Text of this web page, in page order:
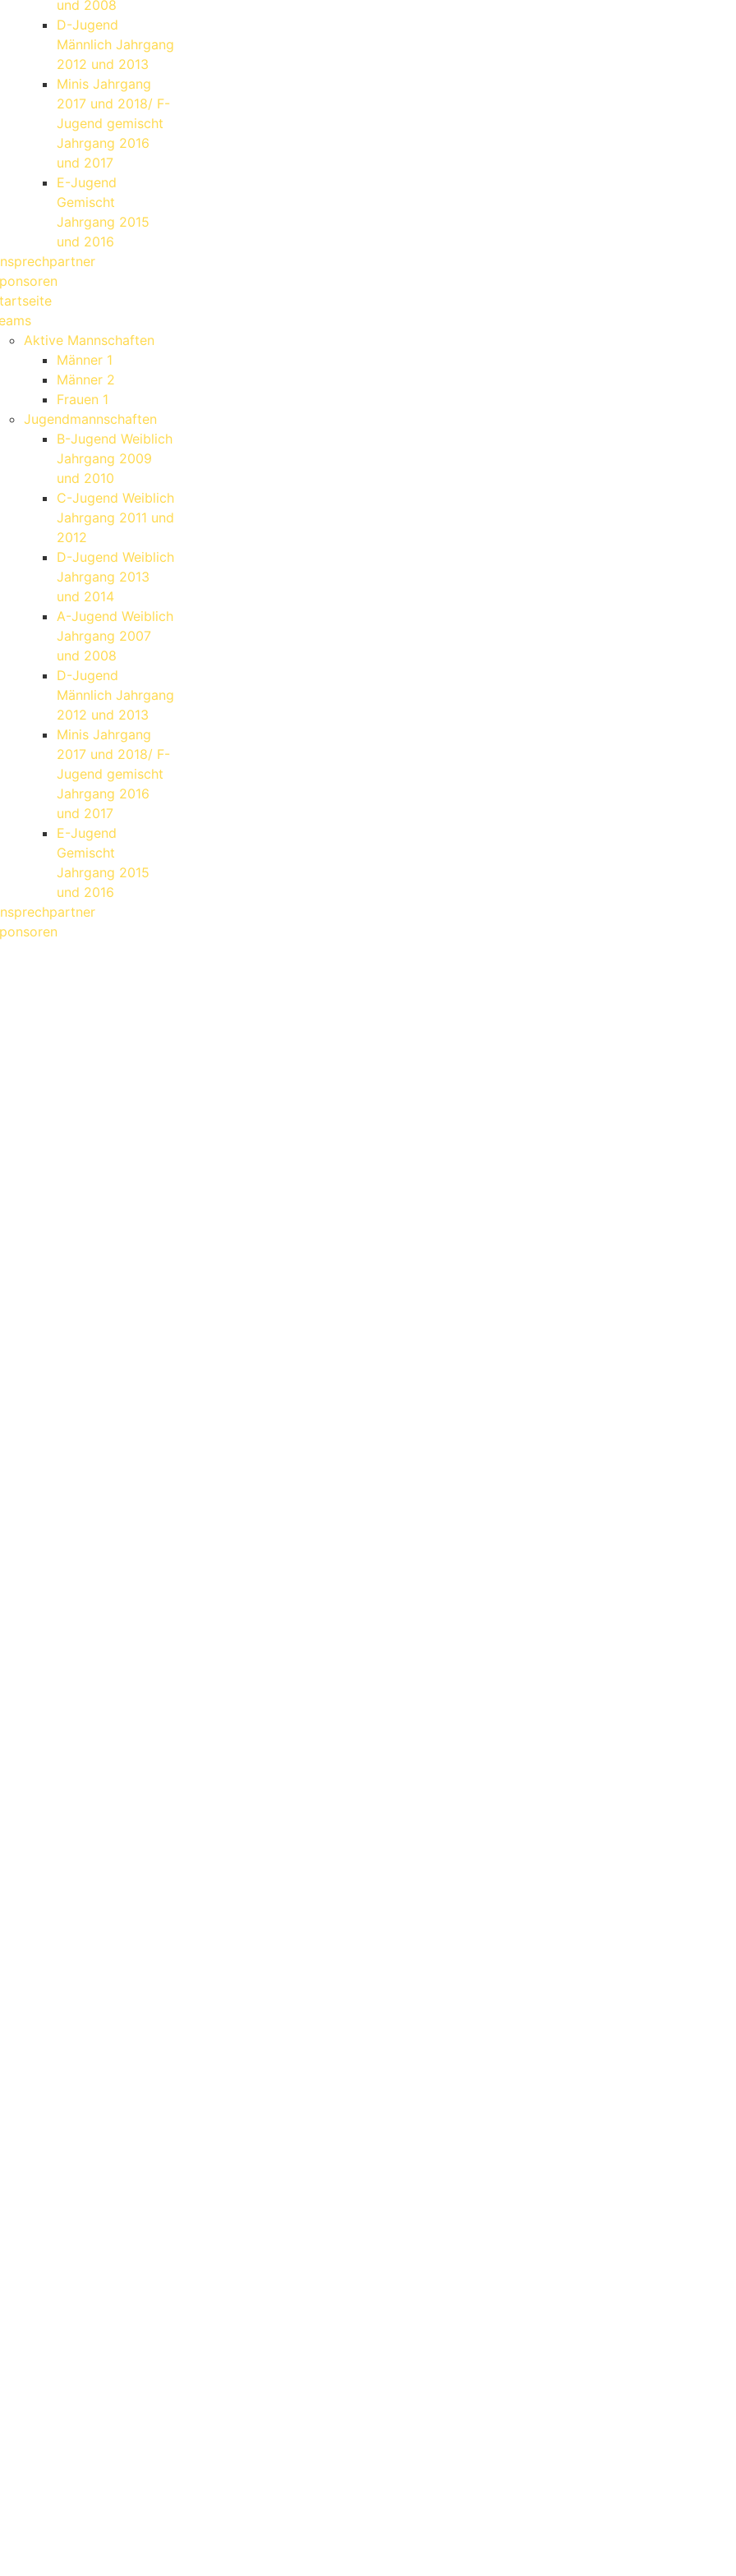
und 2008
D-Jugend
Männlich Jahrgang
2012 und 2013
Minis Jahrgang
2017 und 2018/ F-
Jugend gemischt
Jahrgang 2016
und 2017
E-Jugend
Gemischt
Jahrgang 2015
und 2016
Aktive Mannschaften
Männer 1
Männer 2
Frauen 1
Jugendmannschaften
B-Jugend Weiblich
Jahrgang 2009
und 2010
C-Jugend Weiblich
Jahrgang 2011 und
2012
D-Jugend Weiblich
Jahrgang 2013
und 2014
A-Jugend Weiblich
Jahrgang 2007
und 2008
D-Jugend
Männlich Jahrgang
2012 und 2013
Minis Jahrgang
2017 und 2018/ F-
Jugend gemischt
Jahrgang 2016
und 2017
E-Jugend
Gemischt
Jahrgang 2015
und 2016